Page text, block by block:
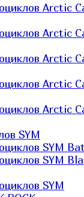
Arctic
Arctic
Arctic
Arctic
Arctic
SYM
SYM
SYM
SYM